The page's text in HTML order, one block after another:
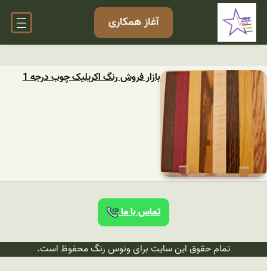
آغاز همکاری
بازار فروش رنگ اکریلیک چوب درجه 1
تماس با ما
تمام حقوق این سایت برای ونوس رنگ محفوظ است.